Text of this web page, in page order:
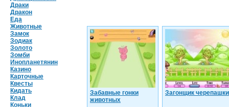
Драки
Дракон
Еда
Животные
Замок
Зодиак
Золото
Зомби
Инопланетянин
Казино
Карточные
Квесты
Кидать
Клад
Коньки
Забавные гонки
животных
Загонщик черепашки